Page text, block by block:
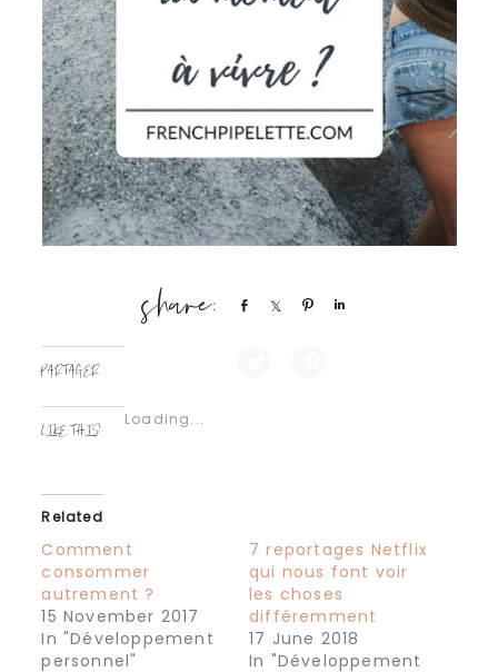
Share Share Pin
PARTAGER :
LIKE THIS:
Loading...
Related
Comment
consommer
autrement ?
15 November 2017
In "Développement
personnel"
7 reportages Netflix
qui nous font voir
les choses
différemment
17 June 2018
In "Développement